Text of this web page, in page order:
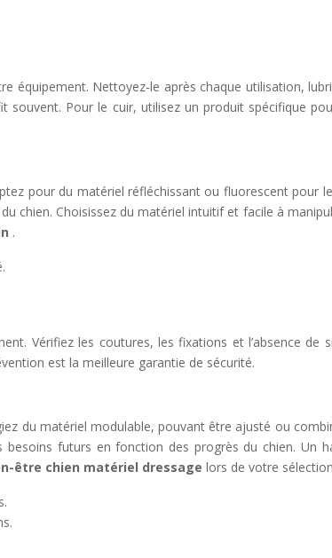
équipement. Nettoyez-le après chaque utilisation,
souvent. Pour le cuir, utilisez un produit spécifique
pour du matériel réfléchissant ou fluorescent pour
chien. Choisissez du matériel intuitif et facile à
.
Vérifiez les coutures, les fixations et l’absence de
est la meilleure garantie de sécurité.
du matériel modulable, pouvant être ajusté ou
futurs en fonction des progrès du chien. Un
être chien matériel dressage lors de votre